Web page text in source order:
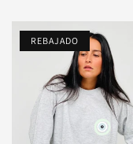
REBAJADO